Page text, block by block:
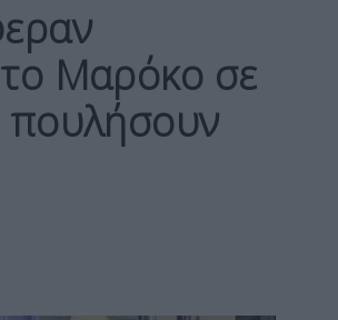
το Μαρόκο σε
πουλήσουν